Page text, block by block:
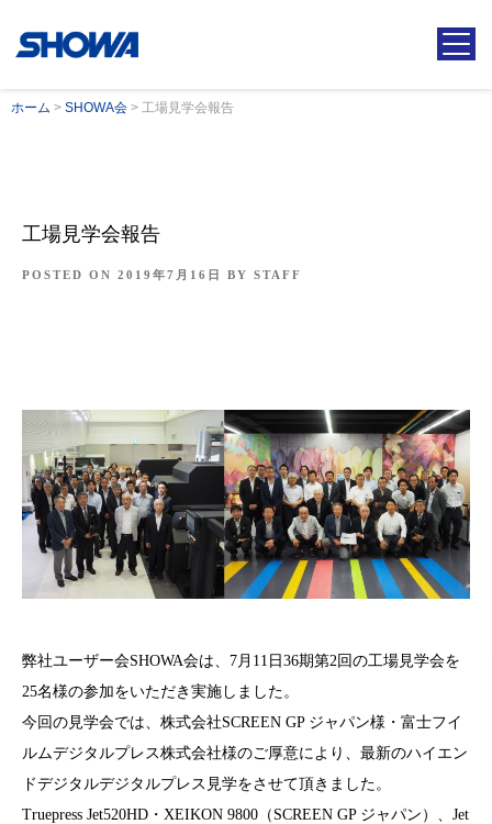
ホーム > SHOWA会 > 工場見学会報告
工場見学会報告
POSTED ON 2019年7月16日 BY STAFF
弊社ユーザー会SHOWA会は、7月11日36期第2回の工場見学会を
25名様の参加をいただき実施しました。
今回の見学会では、株式会社SCREEN GP ジャパン様・富士フイ
ルムデジタルプレス株式会社様のご厚意により、最新のハイエン
ドデジタルデジタルプレス見学をさせて頂きました。
Truepress Jet520HD・XEIKON 9800（SCREEN GP ジャパン）、Jet